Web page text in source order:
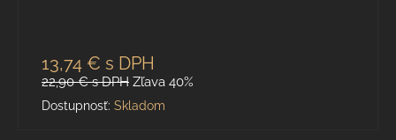
13,74 € s DPH
22,90 €s DPH Zľava 40%
Dostupnosť: Skladom